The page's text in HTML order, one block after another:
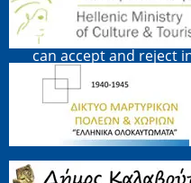
content and
ALL", you consent to
can accept and reject
revoke your consent
"Settings".
Cookie documentation
Image
Image